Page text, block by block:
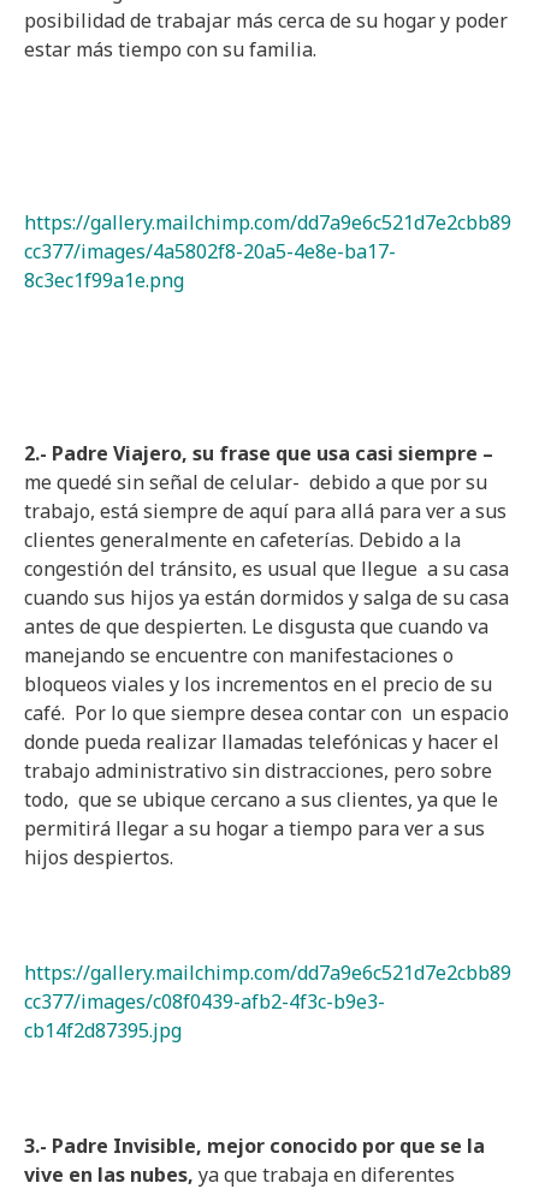
posibilidad de trabajar más cerca de su hogar y poder
estar más tiempo con su familia.
https://gallery.mailchimp.com/dd7a9e6c521d7e2cbb89
cc377/images/4a5802f8-20a5-4e8e-ba17-
8c3ec1f99a1e.png
2.- Padre Viajero, su frase que usa casi siempre –
me quedé sin señal de celular- debido a que por su
trabajo, está siempre de aquí para allá para ver a sus
clientes generalmente en cafeterías. Debido a la
congestión del tránsito, es usual que llegue a su casa
cuando sus hijos ya están dormidos y salga de su casa
antes de que despierten. Le disgusta que cuando va
manejando se encuentre con manifestaciones o
bloqueos viales y los incrementos en el precio de su
café. Por lo que siempre desea contar con un espacio
donde pueda realizar llamadas telefónicas y hacer el
trabajo administrativo sin distracciones, pero sobre
todo, que se ubique cercano a sus clientes, ya que le
permitirá llegar a su hogar a tiempo para ver a sus
hijos despiertos.
https://gallery.mailchimp.com/dd7a9e6c521d7e2cbb89
cc377/images/c08f0439-afb2-4f3c-b9e3-
cb14f2d87395.jpg
3.- Padre Invisible, mejor conocido por que se la
vive en las nubes, ya que trabaja en diferentes